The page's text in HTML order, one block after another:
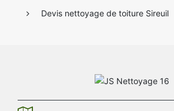
Devis nettoyage de toiture Sireuil